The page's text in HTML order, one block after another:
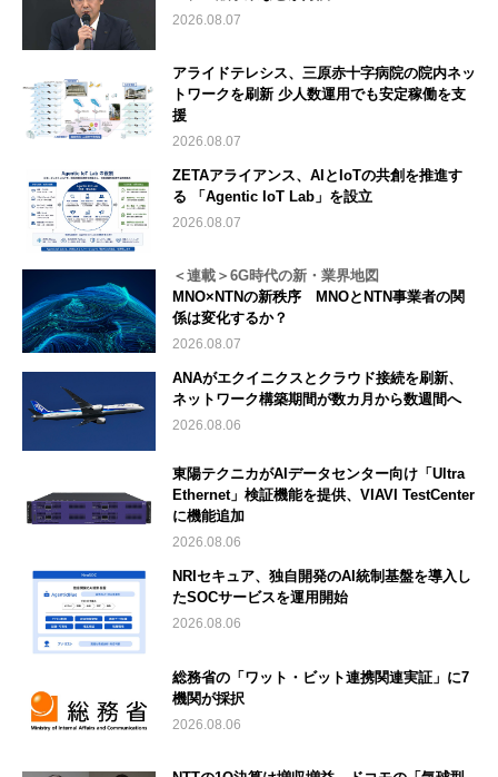
2026.08.07
アライドテレシス、三原赤十字病院の院内ネッ
トワークを刷新 少人数運用でも安定稼働を支
援
2026.08.07
ZETAアライアンス、AIとIoTの共創を推進す
る 「Agentic IoT Lab」を設立
2026.08.07
＜連載＞6G時代の新・業界地図
MNO×NTNの新秩序 MNOとNTN事業者の関
係は変化するか？
2026.08.07
ANAがエクイニクスとクラウド接続を刷新、
ネットワーク構築期間が数カ月から数週間へ
2026.08.06
東陽テクニカがAIデータセンター向け「Ultra
Ethernet」検証機能を提供、VIAVI TestCenter
に機能追加
2026.08.06
NRIセキュア、独自開発のAI統制基盤を導入し
たSOCサービスを運用開始
2026.08.06
総務省の「ワット・ビット連携関連実証」に7
機関が採択
2026.08.06